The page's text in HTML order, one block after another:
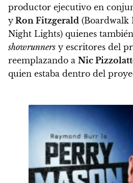
productor ejecutivo en
y Ron Fitzgerald (Boardwalk
Night Lights) quienes
showrunners y escritores del
reemplazando a Nic
quien estaba dentro del